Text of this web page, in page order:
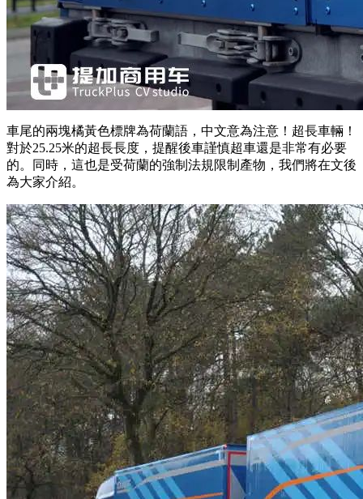
車尾的兩塊橘黃色標牌為荷蘭語，中文意為注意！超長車輛！
對於25.25米的超長長度，提醒後車謹慎超車還是非常有必要
的。同時，這也是受荷蘭的強制法規限制產物，我們將在文後
為大家介紹。